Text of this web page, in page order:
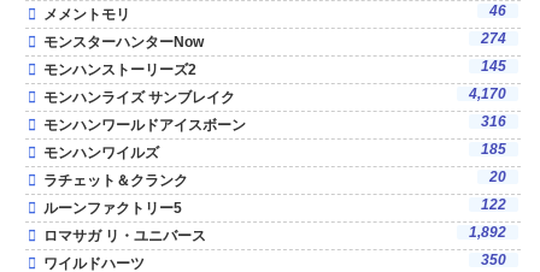
メメントモリ
46
モンスターハンターNow
274
モンハンストーリーズ2
145
モンハンライズ サンブレイク
4,170
モンハンワールドアイスボーン
316
モンハンワイルズ
185
ラチェット＆クランク
20
ルーンファクトリー5
122
ロマサガ リ・ユニバース
1,892
ワイルドハーツ
350